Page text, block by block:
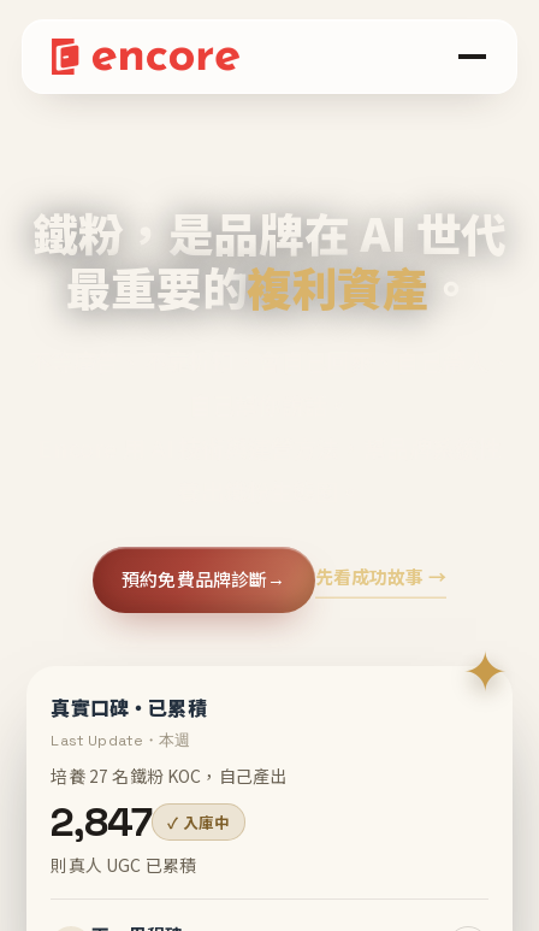
鐵粉，是品牌在 AI 世代
最重要的複利資產 。
預約免費品牌診斷→ 先看成功故事 →
✦
真實口碑・已累積
Last Update・本週
培養 27 名鐵粉 KOC，自己產出
2,847 ✓ 入庫中
則真人 UGC 已累積